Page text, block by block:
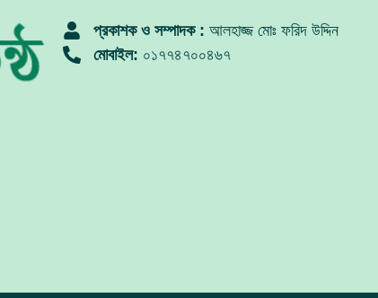
প্রকাশক ও সম্পাদক : আলহাজ্জ মোঃ ফরিদ উদ্দিন
মোবাইল: ০১৭৭৪৭০০৪৬৭